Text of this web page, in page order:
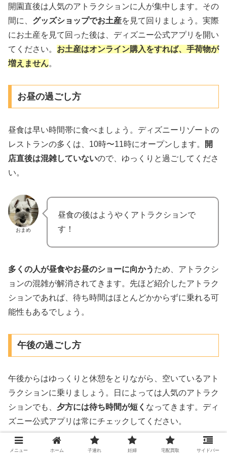
開園直後は人気のアトラクションに人が集中します。その
間に、 グッズショップでお土産を見て回りましょう。実際
にお土産を見て回った後は、ディズニー公式アプリを開い
てください。 お土産はオンライン購入をすれば、手荷物が
増えません。
お昼の過ごし方
昼食は早い時間帯に食べましょう。ディズニーリゾートの
レストランの多くは、10時〜11時にオープンします。
開
店直後は混雑していないので、ゆっくりと過ごしてくださ
い。
おまめ
昼食の後はようやくアトラクションで
す！
多くの人が昼食やお昼のショーに向かう ため、アトラクシ
ョンの混雑が解消されてきます。先ほど紹介したアトラク
ションであれば、待ち時間はほとんどかからずに乗れる可
能性もあるでしょう。
午後の過ごし方
午後からはゆっくりと休憩をとりながら、空いているアト
ラクションに乗りましょう。日によっては人気のアトラク
ションでも、 夕方には待ち時間が短く なってきます。ディ
ズニー公式アプリは常にチェックしてください。
17時前後までには夕食のレストランに入っておくことを
メニュー ホーム 子連れ 妊婦 宅配買取 サイドバー